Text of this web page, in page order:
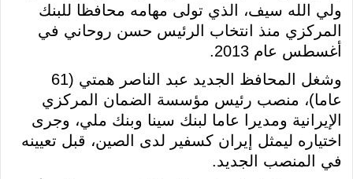
ولي الله سيف، الذي تولى مهامه محافظا للبنك
المركزي منذ انتخاب الرئيس حسن روحاني في
أغسطس عام 2013.
وشغل المحافظ الجديد عبد الناصر همتي (61
عاما)، منصب رئيس مؤسسة الضمان المركزي
الإيرانية ومديرا عاما لبنك سينا وبنك ملي، وجرى
اختياره ليمثل إيران كسفير لدى الصين، قبل تعيينه
في المنصب الجديد.